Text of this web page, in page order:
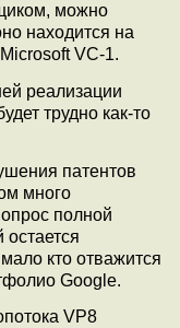
можно
находится на
VC-1.
реализации
трудно как-то
патентов
много
полной
кто отважится
Google.
VP8